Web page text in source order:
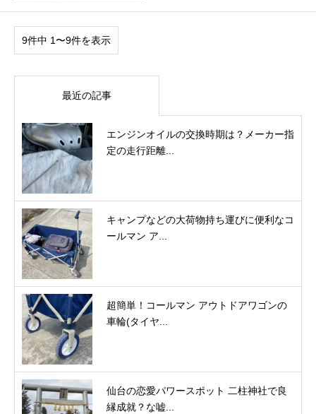
9件中 1〜9件を表示
最近の記事
エンジンオイルの交換時期は？メーカー指
定の走行距離...
キャンプなどの大荷物持ち運びに便利なコ
ールマン ア...
超簡単！コールマン アウトドアワゴンの
車輪(タイヤ...
仙台の恋愛パワースポット 二柱神社で良
縁成就？な嘘...